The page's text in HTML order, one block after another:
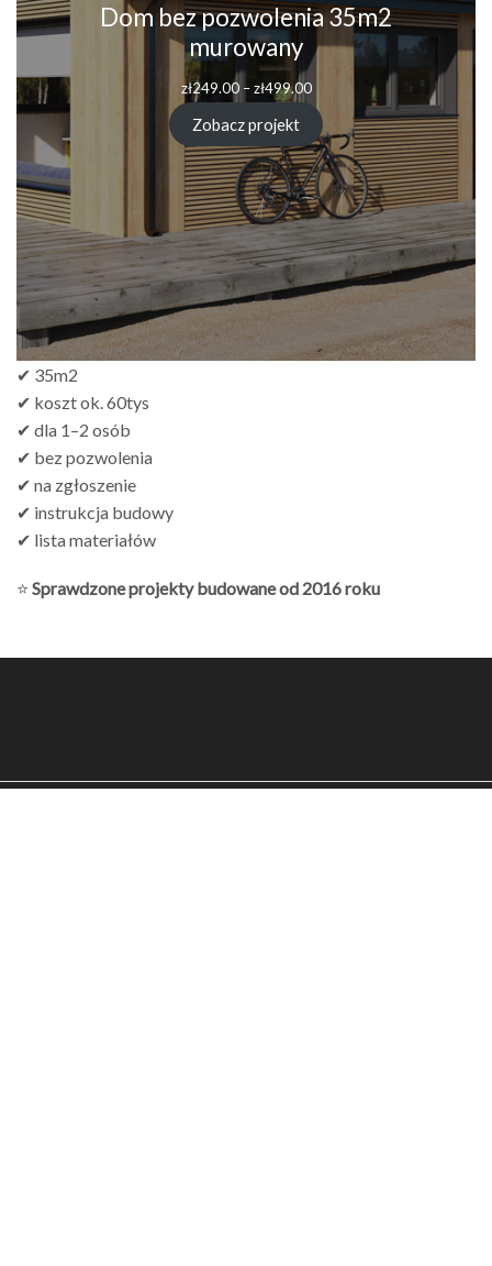
Dom bez pozwolenia 35m2
murowany
zł249.00 – zł499.00Zakres
od
zł249.00
do
zł499.00
Zobacz projekt
✔ 35m2
✔ koszt ok. 60tys
✔ dla 1–2 osób
✔ bez pozwolenia
✔ na zgłoszenie
✔ instrukcja budowy
✔ lista materiałów
⭐ Sprawdzone projekty budowane od 2016 roku